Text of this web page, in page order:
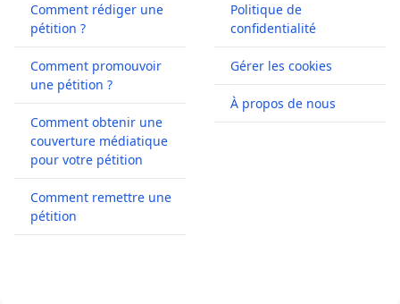
Comment rédiger une
pétition ?
Comment promouvoir
une pétition ?
Comment obtenir une
couverture médiatique
pour votre pétition
Comment remettre une
pétition
Politique de
confidentialité
Gérer les cookies
À propos de nous